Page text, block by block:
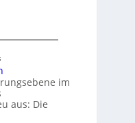
im
aus: Die